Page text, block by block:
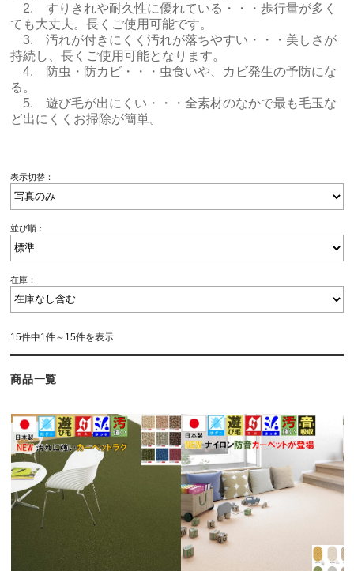
2. すりきれや耐久性に優れている・・・歩行量が多く
ても大丈夫。長くご使用可能です。
3. 汚れが付きにくく汚れが落ちやすい・・・美しさが
持続し、長くご使用可能となります。
4. 防虫・防カビ・・・虫食いや、カビ発生の予防にな
る。
5. 遊び毛が出にくい・・・全素材のなかで最も毛玉な
ど出にくくお掃除が簡単。
表示切替：
並び順：
在庫：
15件中1件～15件を表示
商品一覧